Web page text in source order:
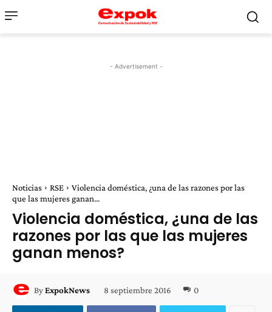
- Advertisement -
Noticias RSE
Violencia doméstica, ¿una de las razones por las
que las mujeres ganan...
Violencia doméstica, ¿una de las
razones por las que las mujeres
ganan menos?
ByExpokNews 8 septiembre 2016 0